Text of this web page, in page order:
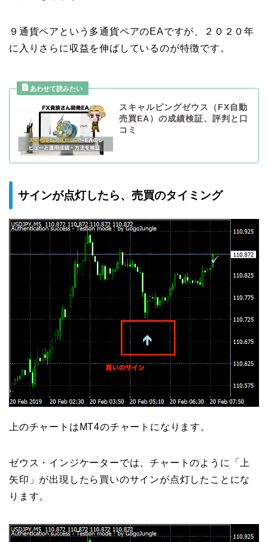
９通貨ペアという多通貨ペアのEAですが、２０２０年
に入りさらに収益を伸ばしているのが特徴です。
スキャルピングゼウス（FX自動
売買EA）の成績検証、評判と口
コミ
サインが点灯したら、売買のタイミング
上のチャートはMT4のチャートになります。
ゼウス・インジケーターでは、チャートのように「上
矢印」が出現したら買いのサインが点灯したことにな
ります。